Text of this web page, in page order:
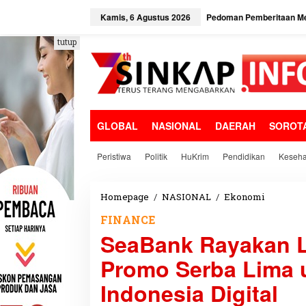
e
k
o
n
t
e
n
Kamis, 6 Agustus 2026 Pedoman Pemberitaan
GLOBAL NASIONAL DAERAH
Peristiwa Politik HuKrim Pendidikan
tutup
Homepage / NASIONAL / Ekonomi
a
k
a
FINANCE
SeaBank Rayakan
Promo Serba
Indonesia Digital